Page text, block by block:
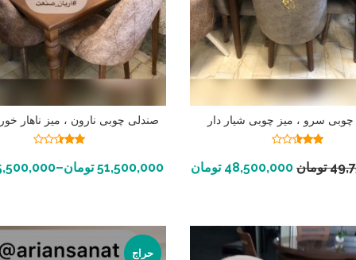
سرو ، میز چوبی شیار دار
2.50
از 5
تومان 48,500,000 تومان افزودن به سبد خرید
صندلی چوبی نارون ، میز ناهار
2.41
از 5
51,500,000 تومان–
انتخاب گزینه ها
حراج